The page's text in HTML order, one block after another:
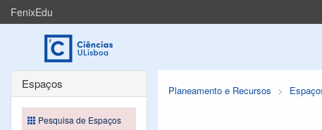
FenixEdu
Planeamento e Recursos
Espaços
Pesquisa de Espaços